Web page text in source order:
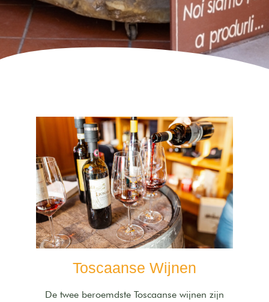
Toscaanse Wijnen
De twee beroemdste Toscaanse wijnen zijn